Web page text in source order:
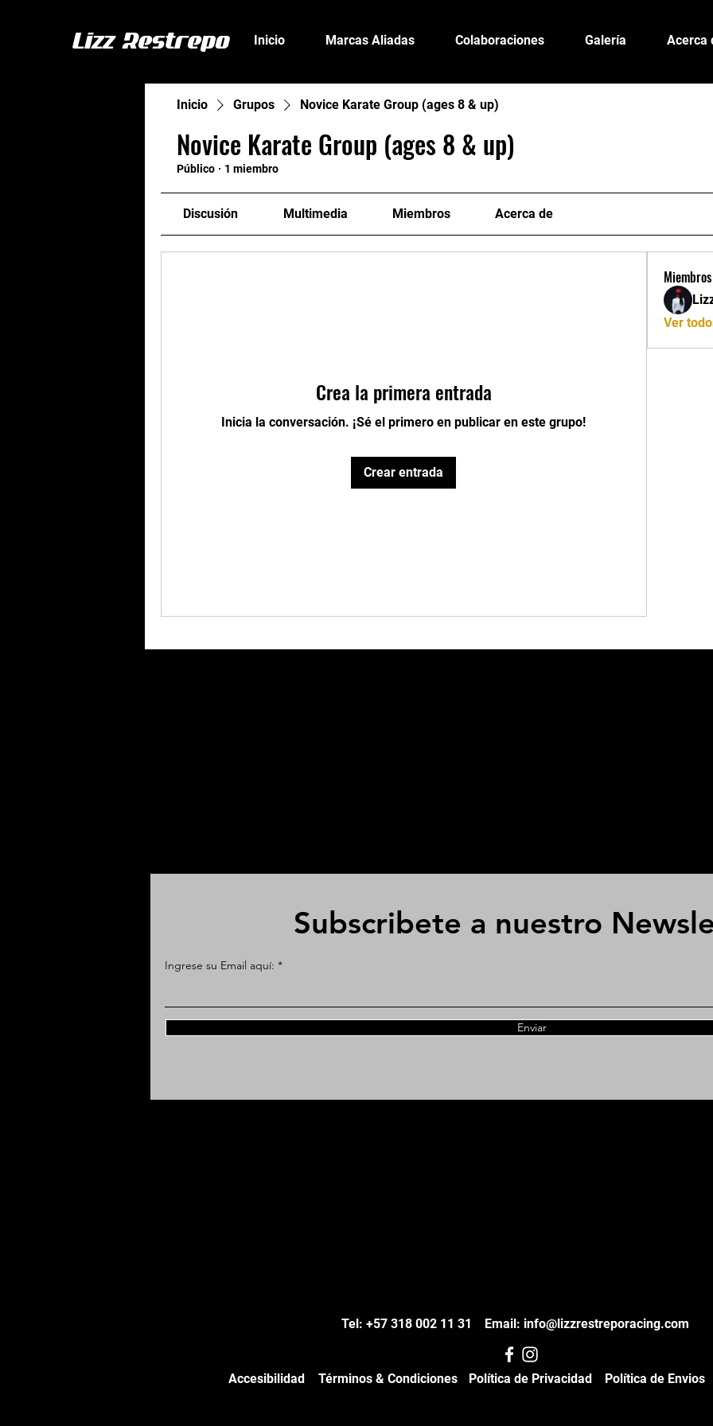
Lizz Restrepo Inicio Marcas Aliadas Colaboraciones Galería Acerca
Inicio Grupos Novice Karate Group (ages 8 & up)
Novice Karate Group (ages 8 & up)
Público · 1 miembro
Discusión Multimedia Miembros Acerca de
Crea la primera entrada
Inicia la conversación. ¡Sé el primero en publicar en este grupo!
Crear entrada
Miembros
Ver
Subscribete a nuestro
Ingrese su Email aquí:
Enviar
Tel: +57 318 002 11 31 Email: info@lizzrestreporacing.com
Accesibilidad Términos & Condiciones Política de Privacidad Política de Envios